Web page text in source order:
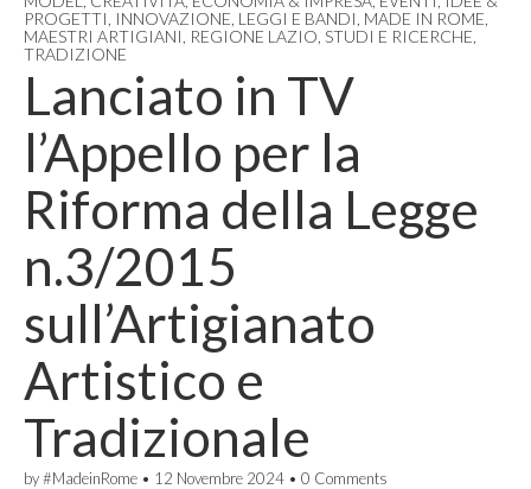
PROGETTI INNOVAZIONE LEGGI E BANDI MADE IN ROME
MAESTRI ARTIGIANI REGIONE LAZIO STUDI E RICERCHE
TRADIZIONE
Lanciato in TV
l’Appello per la
Riforma della Legge
n.3/2015
sull’Artigianato
Artistico e
Tradizionale
by#MadeinRome • 12 Novembre 2024 • 0 Comments